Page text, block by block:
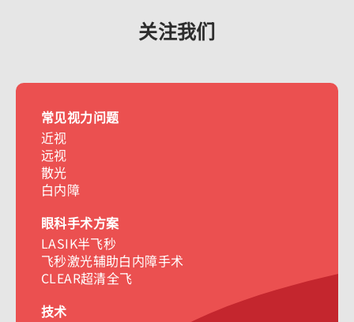
关注我们
常见视力问题
近视
远视
散光
白内障
眼科手术方案
LASIK半飞秒
飞秒激光辅助白内障手术
CLEAR超清全飞
技术